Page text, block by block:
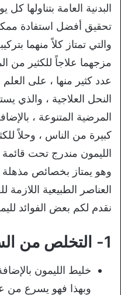
البدنية العامة بتناولها
تحقيق أفضل استفادة
والتي تمتاز كلاً منهما
مزجهما علاجاً للكثير من
عدد كثير منها ، على
النحل العلاجية ،
المرضية المتنوعة ،
كبيرة من الناس ، وحلاً
الليمون مندرج تحت قائمة
وهو يمتاز بخصائص
العناصر الطبيعية
نقدم لكم بعض الفوائد
1- التخلص من السموم:
خليط الليمون
وبهذا فهو يسرع من